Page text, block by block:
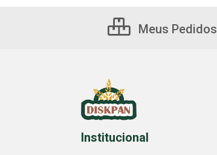
Meus Pedidos
Institucional